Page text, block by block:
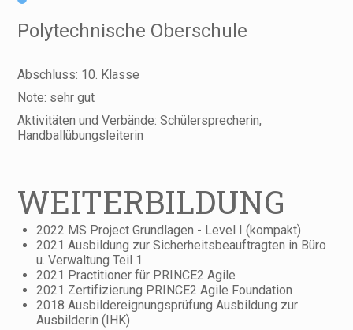
Polytechnische Oberschule
Abschluss: 10. Klasse
Note: sehr gut
Aktivitäten und Verbände: Schülersprecherin,
Handballübungsleiterin
WEITERBILDUNG
2022 MS Project Grundlagen - Level I (kompakt)
2021 Ausbildung zur Sicherheitsbeauftragten in Büro
u. Verwaltung Teil 1
2021 Practitioner für PRINCE2 Agile
2021 Zertifizierung PRINCE2 Agile Foundation
2018 Ausbildereignungsprüfung Ausbildung zur
Ausbilderin (IHK)